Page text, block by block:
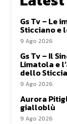
Gs Tv – Le
Sticciano e
9 Ago 2026
Gs Tv – Il
Limatola e
dello
9 Ago 2026
Aurora
gialloblù
9 Ago 2026